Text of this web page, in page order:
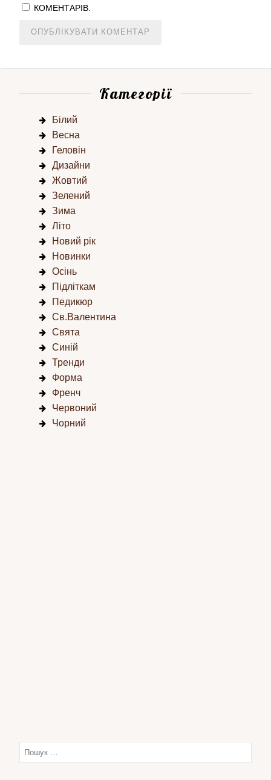
КОМЕНТАРІВ.
Категорії
Білий
Весна
Геловін
Дизайни
Жовтий
Зелений
Зима
Літо
Новий рік
Новинки
Осінь
Підліткам
Педикюр
Св.Валентина
Свята
Синій
Тренди
Форма
Френч
Червоний
Чорний